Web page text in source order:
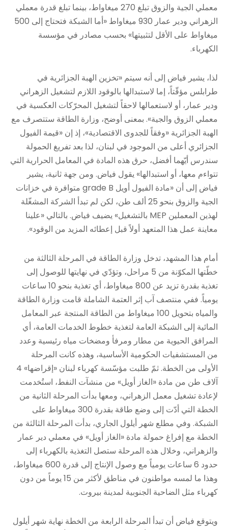
معملي الجية والزوق تبلغ 270 ميغاواط، بينما تبلغ قدرة معملي
الزهراني ودير عمار 930 ميغاواط «أما الشبكة فتحتاج إلى 500
ميغاواط على الأقل لتثبيتها» بحسب مصادر في مؤسسة
الكهرباء.
لذا، يشير فياض إلى أنه سيتم «تخزين الهبة الجزائرية في
طرابلس مؤقّتاً، إما لاستبدالها بالوقود اللازم لتشغيل الزهراني
ودير عمار، أو لاستعمالها لاحقاً لتشغيل المحرّكات العكسية في
معملي الزوق والجية». بمعنى أوضح، وزارة الطاقة ستتصرف مع
الهبة الجزائرية «وفقاً للجدوى الاقتصادية»، إذ إن «قيمة الفيول
الجزائري أعلى من الموجود في لبنان، لذا بعد تفريغ الحمولة
سندرس أيّهما أفضل، حرق هذه المادة في المعامل الحرارية التي
تتواءم معها، أو استبدالها» يقول فياض. ومن جهة ثانية، يشير
فياض إلى أن «مادة الفيول أويل grade B متوافرة في خزانات
الجية والزوق بنحو 25 ألف طن، لكن لم تبدأ الشركة المشغّلة
لهذين المعملين MEP بالتشغيل» يضيف فياض. بالتالي «علينا
معاينة عمل هذا المتعهد أولاً قبل إعطائه المزيد من الوقود».
أمام هذا المشهد، تدخل وزارة الطاقة في المرحلة الثالثة من
خطّتها المكوّنة من 5 مراحل، وتؤدّي في نهايتها للوصول إلى
تغذية بقدرة تزيد عن 800 ميغاواط، أي تغذية بنحو 10 ساعات
يومياً. ففي منتصف آب إثر العتمة الشاملة قامت وزارة الطاقة
والمياه بتحويل 100 ميغاواط من الطاقة المنتجة عبر المعامل
المائية إلى الشبكة العامة لتغذية خطوط الخدمات العامة، أي
المرافق الحيوية من مطار ومرفأ ومضخات مياه رئيسية وعدد
من المستشفيات الحكومية الأساسية، وهذه كانت المرحلة
الأولى من الخطة. ثمّ طلبت مؤسّسة كهرباء لبنان «إقراضها» 4
آلاف طن من مادة «الغاز أويل» من منشآت النفط، استُخدمت
لإعادة تشغيل معمل الزهراني، ومعها بدأت المرحلة الثانية من
الخطة التي أدّت إلى وضع طاقة بقدرة 300 ميغاواط على
الشبكة. وفي مطلع شهر أيلول الجاري، بدأت المرحلة الثالثة من
الخطة مع إفراغ حمولة مادة «الغاز أويل» في معملي دير عمار
والزهراني، وخلال هذه المرحلة ستصل التغذية بالكهرباء إلى
حدود 6 ساعات يومياً مع وصول الإنتاج إلى قدرة 600 ميغاواط،
وهذا ما لمسه مواطنون في مناطق لأكثر من 15 يوماً من دون
كهرباء مثل الضاحية الجنوبية لمدينة بيروت.
ويتوقع فياض أن تبدأ المرحلة الرابعة من الخطة نهاية شهر أيلول